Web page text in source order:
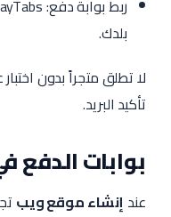
بلدك.
لا تطلق متجراً بدون
تأكيد البريد.
بوابات الدفع
عند إنشاء موقع ويب